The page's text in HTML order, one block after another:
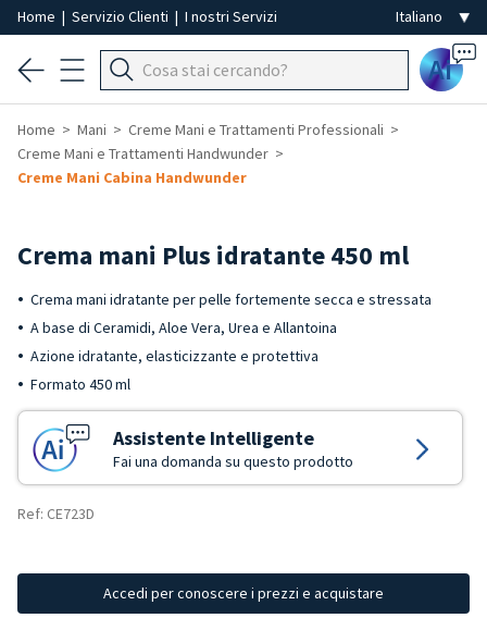
Home | Servizio Clienti | I nostri Servizi
Ai
Home Mani
Creme Mani e Trattamenti Professionali
Creme Mani e Trattamenti Handwunder
Creme Mani Cabina Handwunder
Crema mani Plus idratante 450 ml
Crema mani idratante per pelle fortemente secca e stressata
A base di Ceramidi, Aloe Vera, Urea e Allantoina
Azione idratante, elasticizzante e protettiva
Formato 450 ml
Assistente Intelligente
Fai una domanda su questo prodotto
Ref: CE723D
Accedi per conoscere i prezzi e acquistare